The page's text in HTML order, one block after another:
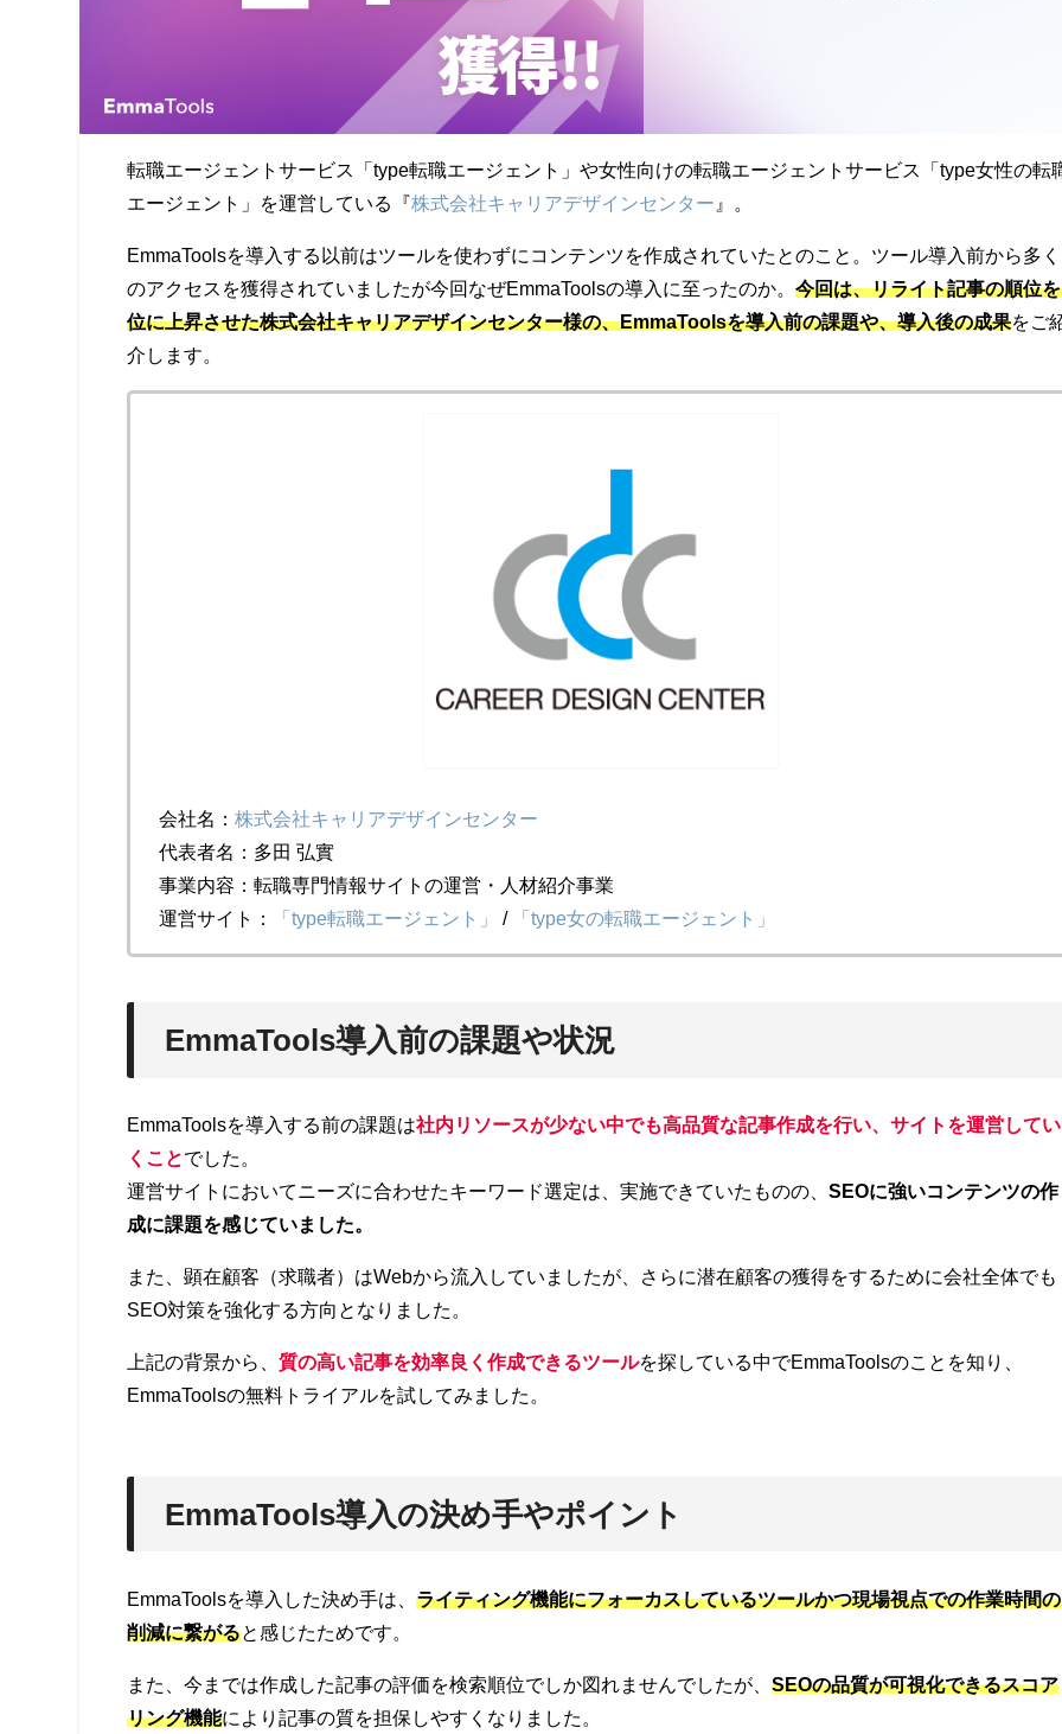
転職エージェントサービス「type転職エージェント」や女性向けの転職エージェントサービス「type女性の転
エージェント」を運営している『株式会社キャリアデザインセンター 』。
EmmaToolsを導入する以前はツールを使わずにコンテンツを作成されていたとのこと。ツール導入前から多く
のアクセスを獲得されていましたが今回なぜEmmaToolsの導入に至ったのか。今回は、リライト記事の順位
位に上昇させた株式会社キャリアデザインセンター様の、EmmaToolsを導入前の課題や、導入後の成果をご
介します。
会社名：株式会社キャリアデザインセンター
代表者名：多田 弘實
事業内容：転職専門情報サイトの運営・人材紹介事業
運営サイト：
「type転職エージェント」 / 「type女の転職エージェント」
EmmaTools導入前の課題や状況
EmmaToolsを導入する前の課題は社内リソースが少ない中でも高品質な記事作成を行い、サイトを運営してい
くことでした。
運営サイトにおいてニーズに合わせたキーワード選定は、実施できていたものの、SEOに強いコンテンツの作
成に課題を感じていました。
また、顕在顧客（求職者）はWebから流入していましたが、さらに潜在顧客の獲得をするために会社全体でも
SEO対策を強化する方向となりました。
上記の背景から、質の高い記事を効率良く作成できるツールを探している中でEmmaToolsのことを知り、
EmmaToolsの無料トライアルを試してみました。
EmmaTools導入の決め手やポイント
EmmaToolsを導入した決め手は、ライティング機能にフォーカスしているツールかつ現場視点での作業時間の
削減に繋がると感じたためです。
また、今までは作成した記事の評価を検索順位でしか図れませんでしたが、SEOの品質が可視化できるスコア
リング機能により記事の質を担保しやすくなりました。